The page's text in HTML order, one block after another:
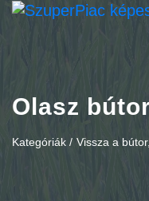
Olasz
Kategóriák / Vissza a